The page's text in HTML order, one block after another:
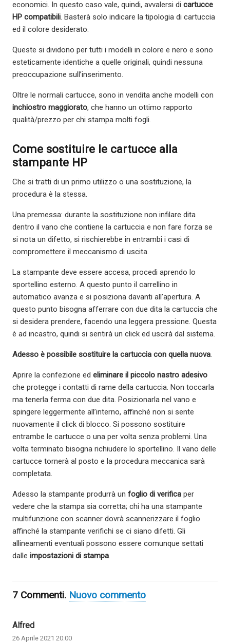
economici. In questo caso vale, quindi, avvalersi di cartucce
HP compatibili. Basterà solo indicare la tipologia di cartuccia
ed il colore desiderato.
Queste si dividono per tutti i modelli in colore e nero e sono
esteticamente identiche a quelle originali, quindi nessuna
preoccupazione sull’inserimento.
Oltre le normali cartucce, sono in vendita anche modelli con
inchiostro maggiorato, che hanno un ottimo rapporto
qualità/prezzo per chi stampa molti fogli.
Come sostituire le cartucce alla
stampante HP
Che si tratti di un primo utilizzo o una sostituzione, la
procedura è la stessa.
Una premessa: durante la sostituzione non infilare dita
dentro il vano che contiene la cartuccia e non fare forza se
si nota un difetto, si rischierebbe in entrambi i casi di
compromettere il meccanismo di uscita.
La stampante deve essere accesa, procedi aprendo lo
sportellino esterno. A questo punto il carrellino in
automatico avanza e si posiziona davanti all’apertura. A
questo punto bisogna afferrare con due dita la cartuccia che
si desidera prendere, facendo una leggera pressione. Questa
è ad incastro, quindi si sentirà un click ed uscirà dal sistema.
Adesso è possibile sostituire la cartuccia con quella nuova.
Aprire la confezione ed eliminare il piccolo nastro adesivo
che protegge i contatti di rame della cartuccia. Non toccarla
ma tenerla ferma con due dita. Posizionarla nel vano e
spingere leggermente all’interno, affinché non si sente
nuovamente il click di blocco. Si possono sostituire
entrambe le cartucce o una per volta senza problemi. Una
volta terminato bisogna richiudere lo sportellino. Il vano delle
cartucce tornerà al posto e la procedura meccanica sarà
completata.
Adesso la stampante produrrà un foglio di verifica per
vedere che la stampa sia corretta; chi ha una stampante
multifunzione con scanner dovrà scannerizzare il foglio
affinché la stampante verifichi se ci siano difetti. Gli
allineamenti eventuali possono essere comunque settati
dalle impostazioni di stampa.
7 Commenti. Nuovo commento
Alfred
26 Aprile 2021 20:00